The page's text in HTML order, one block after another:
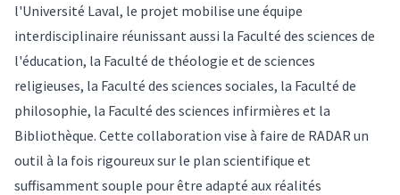
l'Université Laval, le projet mobilise une équipe
interdisciplinaire réunissant aussi la Faculté des sciences de
l'éducation, la Faculté de théologie et de sciences
religieuses, la Faculté des sciences sociales, la Faculté de
philosophie, la Faculté des sciences infirmières et la
Bibliothèque. Cette collaboration vise à faire de RADAR un
outil à la fois rigoureux sur le plan scientifique et
suffisamment souple pour être adapté aux réalités